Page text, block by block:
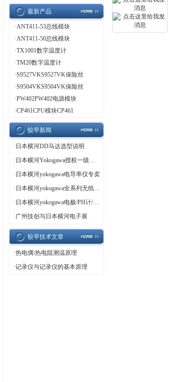
最新产品
·ANT411-53总线模块
·ANT411-50总线模块
·TX1001数字温度计
·TM20数字温度计
·S9527VKS9527VK保险丝
·S9504VKS9504VK保险丝
·PW402PW402电源模块
·CP461CPU模块CP461
较早新闻
· 日本横河DD马达选型说明
· 日本横河Yokogawa授权一级代理
· 日本横河yokogawa电导率仪专卖
· 日本横河yokogawa全系列无纸记录仪
· 日本横河yokogawa电极/PH计/ORP计热卖
·广州技创与日本横河电子展
较早技术文章
·热电偶\热电阻测温原理
·记录仪与记录仪的基本原理